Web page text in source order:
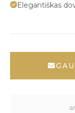
Elegantiškas